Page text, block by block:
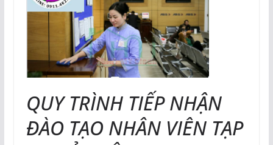
QUY TRÌNH TIẾP NHẬN
ĐÀO TẠO NHÂN VIÊN TẠP